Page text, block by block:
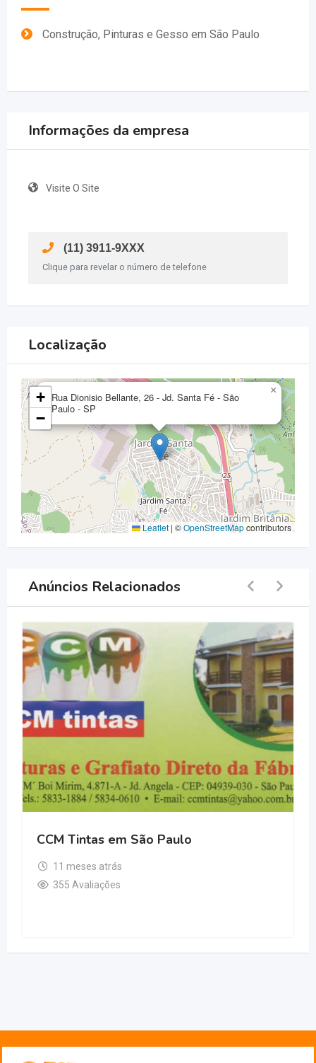
Construção, Pinturas e Gesso em São Paulo
Informações da empresa
Visite O Site
(11) 3911-9XXX
Clique para revelar o número de telefone
Localização
Rua Dionisio Bellante, 26 - Jd. Santa Fé - São
Paulo - SP
×
+
−
Leaflet | ©OpenStreetMapcontributors
Anúncios Relacionados
CCM Tintas em São Paulo
11 meses atrás
355 Avaliações